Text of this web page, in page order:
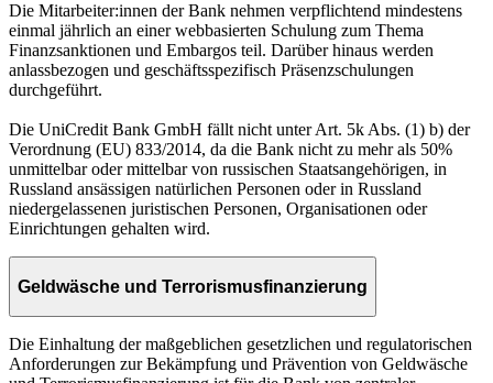
Die Mitarbeiter:innen der Bank nehmen verpflichtend mindestens
einmal jährlich an einer webbasierten Schulung zum Thema
Finanzsanktionen und Embargos teil. Darüber hinaus werden
anlassbezogen und geschäftsspezifisch Präsenzschulungen
durchgeführt.
Die UniCredit Bank GmbH fällt nicht unter Art. 5k Abs. (1) b) der
Verordnung (EU) 833/2014, da die Bank nicht zu mehr als 50%
unmittelbar oder mittelbar von russischen Staatsangehörigen, in
Russland ansässigen natürlichen Personen oder in Russland
niedergelassenen juristischen Personen, Organisationen oder
Einrichtungen gehalten wird.
Geldwäsche und Terrorismusfinanzierung
Die Einhaltung der maßgeblichen gesetzlichen und regulatorischen
Anforderungen zur Bekämpfung und Prävention von Geldwäsche